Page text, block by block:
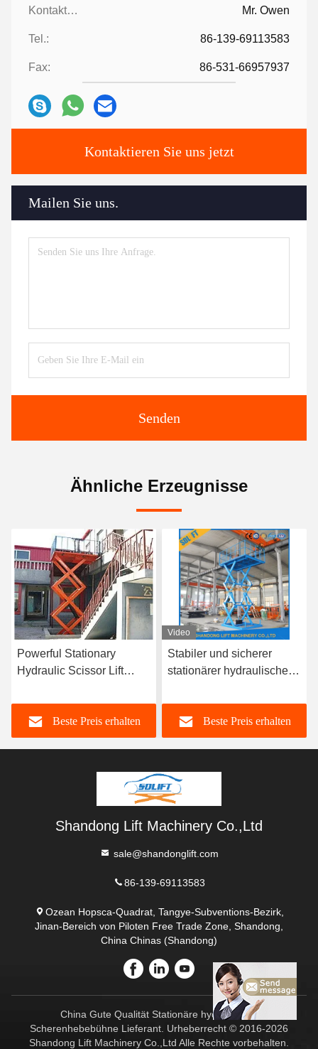
Kontaktpersonen: Mr. Owen
Tel.: 86-139-69113583
Fax: 86-531-66957937
Kontaktieren Sie uns jetzt
Mailen Sie uns.
Senden
Ähnliche Erzeugnisse
Powerful Stationary
Hydraulic Scissor Lift
Lifting of Heavy Goods
Beste Preis erhalten
Video
Stabiler und sicherer
stationärer hydraulischer
Ladungslager
Scherelifttisch
Beste Preis erhalten
Shandong Lift Machinery Co.,Ltd
sale@shandonglift.com
86-139-69113583
Ozean Hopsca-Quadrat, Tangye-Subventions-Bezirk,
Jinan-Bereich von Piloten Free Trade Zone, Shandong,
China Chinas (Shandong)
China Gute Qualität Stationäre hydraulische
Scherenhebebühne Lieferant. Urheberrecht © 2016-2026
Shandong Lift Machinery Co.,Ltd Alle Rechte vorbehalten.